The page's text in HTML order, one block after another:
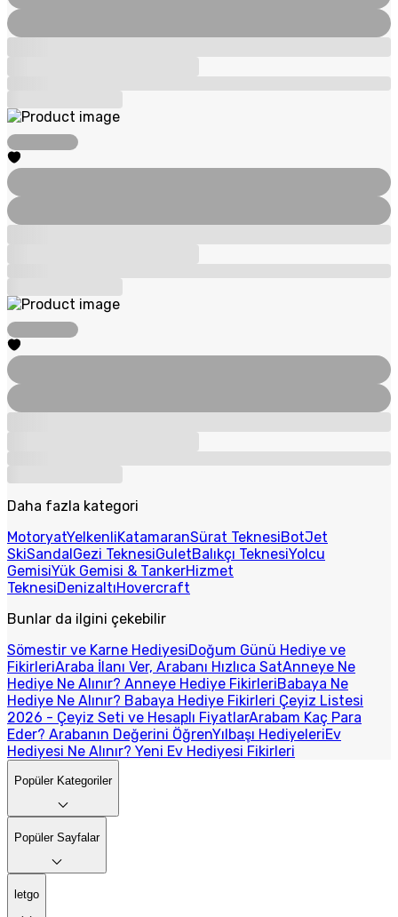
Daha fazla kategori
MotoryatYelkenliKatamaranSürat TeknesiBotJet
SkiSandalGezi TeknesiGuletBalıkçı TeknesiYolcu
GemisiYük Gemisi & TankerHizmet
TeknesiDenizaltıHovercraft
Bunlar da ilgini çekebilir
Sömestir ve Karne HediyesiDoğum Günü Hediye ve
FikirleriAraba İlanı Ver, Arabanı Hızlıca SatAnneye Ne
Hediye Ne Alınır? Anneye Hediye FikirleriBabaya Ne
Hediye Ne Alınır? Babaya Hediye Fikirleri Çeyiz Listesi
2026 - Çeyiz Seti ve Hesaplı FiyatlarArabam Kaç Para
Eder? Arabanın Değerini ÖğrenYılbaşı HediyeleriEv
Hediyesi Ne Alınır? Yeni Ev Hediyesi Fikirleri
Popüler Kategoriler
Popüler Sayfalar
letgo